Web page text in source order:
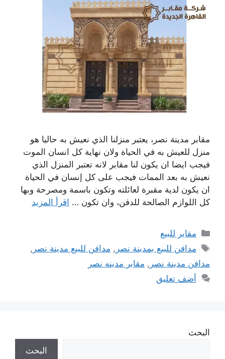
مقابر مدينة نصر، يعتبر منزلنا الذي نعيش به حاليا هو
منزل للعيش به في الحياة ولان نهاية كل انسان الموت
فيجب ايضا ان يكون لنا مقابر لانه تعتبر المنزل الذي
نعيش به بعد الممات فيجب على كل إنسان في الحياة
ان يكون لدية مقبرة لعائلته وتكون باسمة ومصرحة وبها
كل اللوازم الصالحة للدفن، وان تكون … اقرأ المزيد
التصنيفات
مقابر للبيع
الوسوم
مدافن للبيع بمدينة نصر , مدافن للبيع مدينة نصر ,
مدافن مدينة نصر , مقابر مدينه نصر
أضف تعليق
البحث
البحث